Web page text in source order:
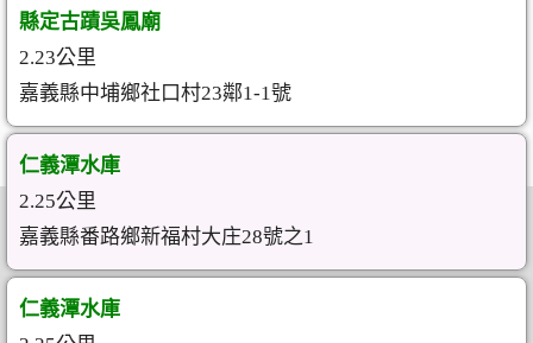
縣定古蹟吳鳳廟
2.23公里
嘉義縣中埔鄉社口村23鄰1-1號
仁義潭水庫
2.25公里
嘉義縣番路鄉新福村大庄28號之1
仁義潭水庫